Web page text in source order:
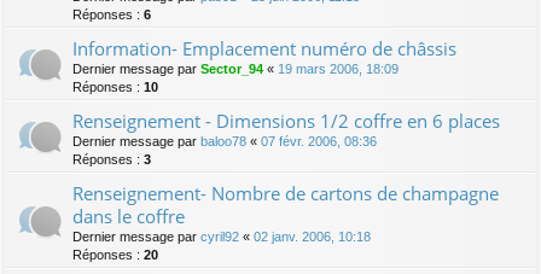
Réponses : 6
Information- Emplacement numéro de châssis
Dernier message par Sector_94 « 19 mars 2006, 18:09
Réponses : 10
Renseignement - Dimensions 1/2 coffre en 6 places
Dernier message par baloo78 « 07 févr. 2006, 08:36
Réponses : 3
Renseignement- Nombre de cartons de champagne
dans le coffre
Dernier message par cyril92 « 02 janv. 2006, 10:18
Réponses : 20